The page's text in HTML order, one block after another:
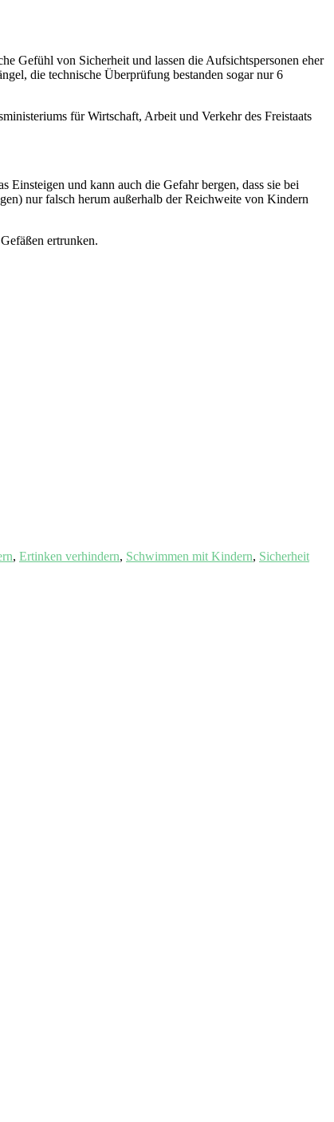
Gefühl von Sicherheit und lassen die Aufsichtspersonen eher
die technische Überprüfung bestanden sogar nur 6
für Wirtschaft, Arbeit und Verkehr des Freistaats
und kann auch die Gefahr bergen, dass sie bei
nur falsch herum außerhalb der Reichweite von Kindern
ertrunken.
, Ertinken verhindern, Schwimmen mit Kindern, Sicherheit